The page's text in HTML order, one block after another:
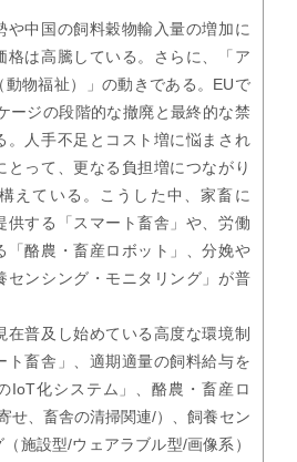
や中国の飼料穀物輸入量の増加に
格は高騰している。さらに、「ア
動物福祉）」の動きである。EUで
ージの段階的な撤廃と最終的な禁
。人手不足とコスト増に悩まされ
とって、更なる負担増につながり
えている。こうした中、家畜に
供する「スマート畜舎」や、労働
「酪農・畜産ロボット」、分娩や
センシング・モニタリング」が普
在普及し始めている高度な環境制
ト畜舎」、適期適量の飼料給与を
IoT化システム」、酪農・畜産ロ
せ、畜舎の清掃関連/）、飼養セン
施設型/ウェアラブル型/画像系）